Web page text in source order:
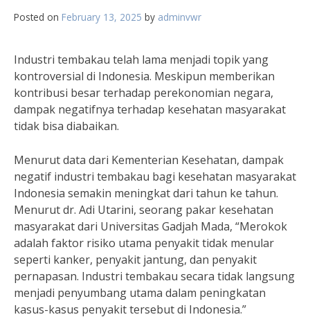
Posted on February 13, 2025 by adminvwr
Industri tembakau telah lama menjadi topik yang
kontroversial di Indonesia. Meskipun memberikan
kontribusi besar terhadap perekonomian negara,
dampak negatifnya terhadap kesehatan masyarakat
tidak bisa diabaikan.
Menurut data dari Kementerian Kesehatan, dampak
negatif industri tembakau bagi kesehatan masyarakat
Indonesia semakin meningkat dari tahun ke tahun.
Menurut dr. Adi Utarini, seorang pakar kesehatan
masyarakat dari Universitas Gadjah Mada, “Merokok
adalah faktor risiko utama penyakit tidak menular
seperti kanker, penyakit jantung, dan penyakit
pernapasan. Industri tembakau secara tidak langsung
menjadi penyumbang utama dalam peningkatan
kasus-kasus penyakit tersebut di Indonesia.”